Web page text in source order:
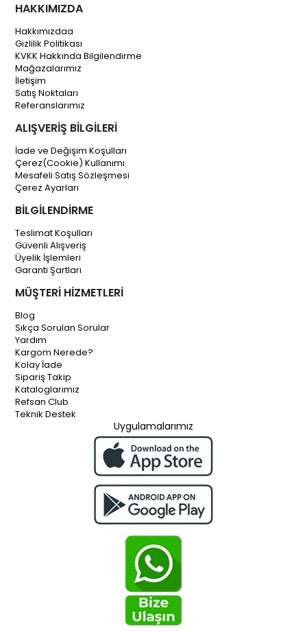
HAKKIMIZDA
Hakkımızdaa
Gizlilik Politikası
KVKK Hakkında Bilgilendirme
Mağazalarımız
İletişim
Satış Noktaları
Referanslarımız
ALIŞVERİŞ BİLGİLERİ
İade ve Değişim Koşulları
Çerez(Cookie) Kullanımı
Mesafeli Satış Sözleşmesi
Çerez Ayarları
BİLGİLENDİRME
Teslimat Koşulları
Güvenli Alışveriş
Üyelik İşlemleri
Garanti Şartları
MÜŞTERİ HİZMETLERİ
Blog
Sıkça Sorulan Sorular
Yardım
Kargom Nerede?
Kolay İade
Sipariş Takip
Kataloglarımız
Refsan Club
Teknik Destek
Uygulamalarımız